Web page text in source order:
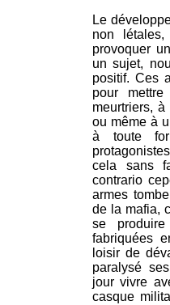
Le
non
provoquer
un sujet,
positif. Ces
pour
meurtriers,
ou même à
à toute
cela sans
contrario
armes
de la mafia,
se
fabriquées
loisir de
paralysé
jour vivre
casque